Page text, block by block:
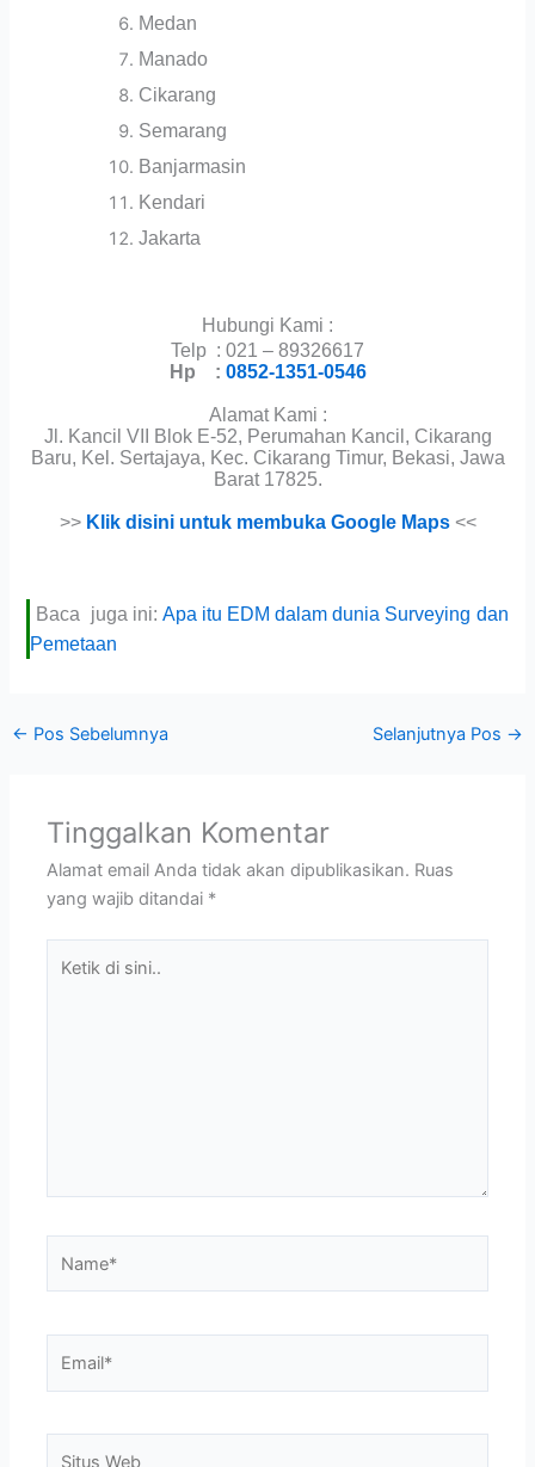
Medan
Manado
Cikarang
Semarang
Banjarmasin
Kendari
Jakarta
Hubungi Kami :
Telp : 021 – 89326617
Hp : 0852-1351-0546
Alamat Kami :
Jl. Kancil VII Blok E-52, Perumahan Kancil, Cikarang
Baru, Kel. Sertajaya, Kec. Cikarang Timur, Bekasi, Jawa
Barat 17825.
>> Klik disini untuk membuka Google Maps<<
Baca juga ini: Apa itu EDM dalam dunia Surveying dan
Pemetaan
← Pos Sebelumnya Selanjutnya Pos →
Tinggalkan Komentar
Alamat email Anda tidak akan dipublikasikan. Ruas
yang wajib ditandai *